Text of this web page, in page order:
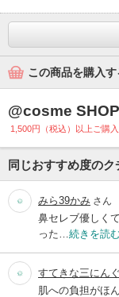
この商品を購入す
@cosme
1,500円（税込）以上ご購
同じおすすめ度のク
みら39かみ さん
鼻セレブ優しく
った… 続きを読
すてきな三にん
肌への負担がほ